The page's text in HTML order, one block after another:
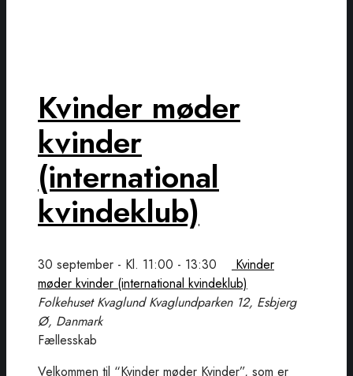
Kvinder møder
kvinder
(international
kvindeklub)
30 september - Kl. 11:00 - 13:30
Kvinder
møder kvinder (international kvindeklub)
Folkehuset KvaglundKvaglundparken 12, Esbjerg
Ø, Danmark
Fællesskab
Velkommen til “Kvinder møder Kvinder”, som er